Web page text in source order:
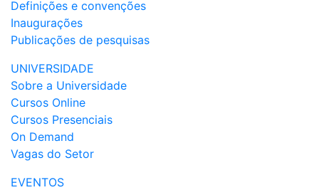
Definições e convenções
Inaugurações
Publicações de pesquisas
UNIVERSIDADE
Sobre a Universidade
Cursos Online
Cursos Presenciais
On Demand
Vagas do Setor
EVENTOS